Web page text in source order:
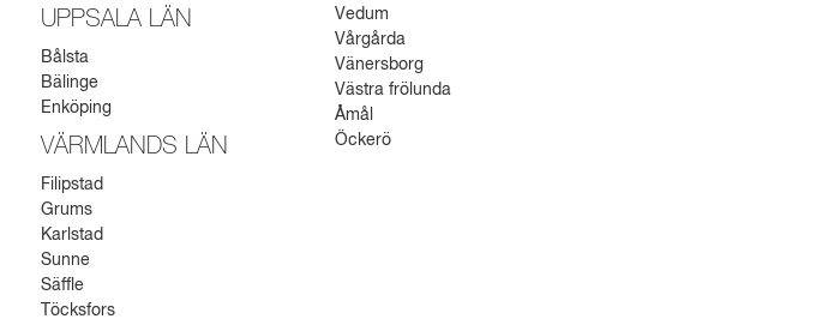
UPPSALA LÄN
Bålsta
Bälinge
Enköping
VÄRMLANDS LÄN
Filipstad
Grums
Karlstad
Sunne
Säffle
Töcksfors
Vedum
Vårgårda
Vänersborg
Västra frölunda
Åmål
Öckerö